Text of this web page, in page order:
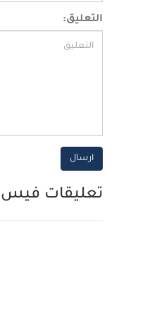
التعليق:
ارسال
تعليقات